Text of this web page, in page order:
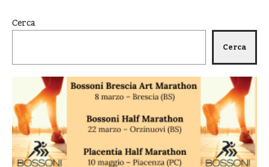
Cerca
Cerca